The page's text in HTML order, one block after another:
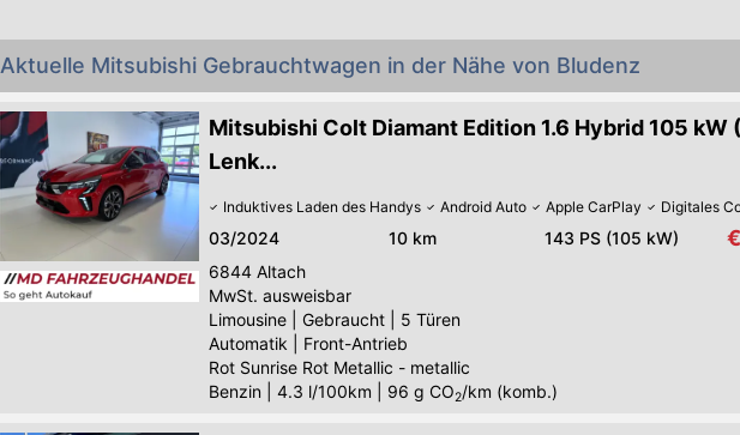
Aktuelle Mitsubishi Gebrauchtwagen in der Nähe von Bludenz
Mitsubishi Colt Diamant Edition 1.6 Hybrid 105 kW
Lenk...
Induktives Laden des Handys Android Auto Apple CarPlay Digitales
03/2024 10 km 143 PS (105 kW)
6844 Altach
MwSt. ausweisbar
Limousine
Gebraucht
5 Türen
Automatik
Front-Antrieb
Rot Sunrise Rot Metallic - metallic
Benzin
4.3 l/100km 96 g CO2/km (komb.)